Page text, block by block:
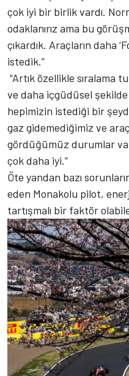
çok iyi bir birlik vardı.
odaklanırız ama bu
çıkardık. Araçların daha
istedik.”
“Artık özellikle sıralama
ve daha içgüdüsel
hepimizin istediği bir
gaz gidemediğimiz ve
gördüğümüz durumlar
çok daha iyi.”
Öte yandan bazı
eden Monakolu pilot,
tartışmalı bir faktör